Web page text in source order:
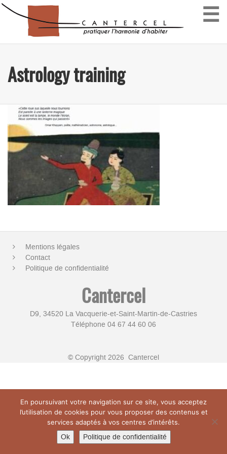
☰
Astrology training
Mentions légales
Contact
Politique de confidentialité
Cantercel
D9, 34520 La Vacquerie-et-Saint-Martin-de-Castries
Téléphone 04 67 44 60 06
© Copyright 2026 Cantercel
En poursuivant votre navigation sur ce site, vous acceptez
l’utilisation de cookies pour vous proposer des contenus et
services adaptés à vos centres d’intérêts.
Ok Politique de confidentialité